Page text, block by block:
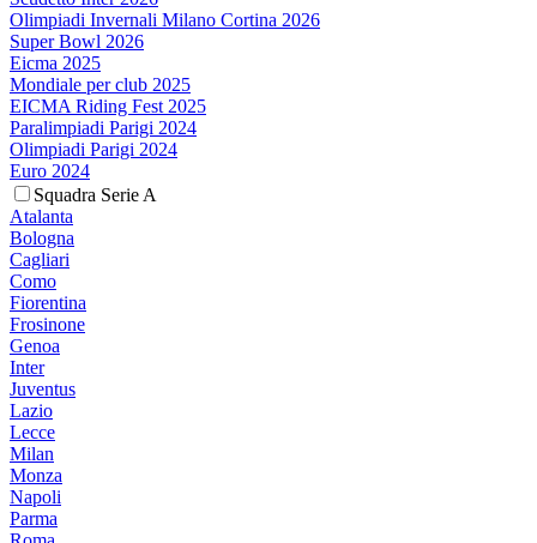
Olimpiadi Invernali Milano Cortina 2026
Super Bowl 2026
Eicma 2025
Mondiale per club 2025
EICMA Riding Fest 2025
Paralimpiadi Parigi 2024
Olimpiadi Parigi 2024
Euro 2024
Squadra Serie A
Atalanta
Bologna
Cagliari
Como
Fiorentina
Frosinone
Genoa
Inter
Juventus
Lazio
Lecce
Milan
Monza
Napoli
Parma